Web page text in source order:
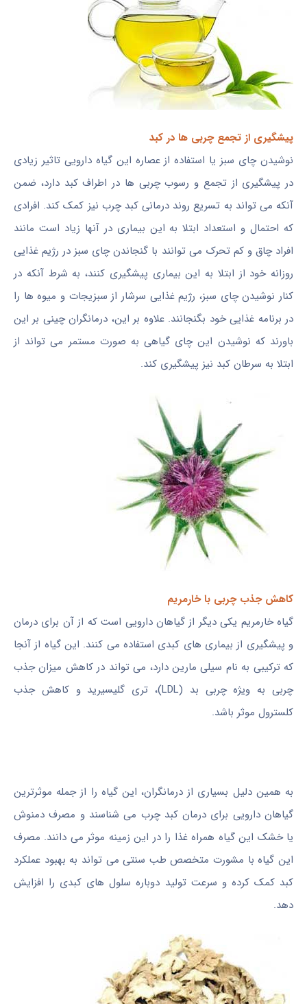
پیشگیری از تجمع چربی ها در کبد
نوشیدن چای سبز یا استفاده از عصاره این گیاه دارویی تاثیر زیادی
در پیشگیری از تجمع و رسوب چربی ها در اطراف کبد دارد، ضمن
آنکه می تواند به تسریع روند درمانی کبد چرب نیز کمک کند. افرادی
که احتمال و استعداد ابتلا به این بیماری در آنها زیاد است مانند
افراد چاق و کم تحرک می توانند با گنجاندن چای سبز در رژیم غذایی
روزانه خود از ابتلا به این بیماری پیشگیری کنند، به شرط آنکه در
کنار نوشیدن چای سبز، رژیم غذایی سرشار از سبزیجات و میوه ها را
در برنامه غذایی خود بگنجانند. علاوه بر این، درمانگران چینی بر این
باورند که نوشیدن این چای گیاهی به صورت مستمر می تواند از
ابتلا به سرطان کبد نیز پیشگیری کند.
کاهش جذب چربی با خارمریم
گیاه خارمریم یکی دیگر از گیاهان دارویی است که از آن برای درمان
و پیشگیری از بیماری های کبدی استفاده می کنند. این گیاه از آنجا
که ترکیبی به نام سیلی مارین دارد، می تواند در کاهش میزان جذب
چربی به ویژه چربی بد (LDL)، تری گلیسیرید و کاهش جذب
کلسترول موثر باشد.
به همین دلیل بسیاری از درمانگران، این گیاه را از جمله موثرترین
گیاهان دارویی برای درمان کبد چرب می شناسند و مصرف دمنوش
یا خشک این گیاه همراه غذا را در این زمینه موثر می دانند. مصرف
این گیاه با مشورت متخصص طب سنتی می تواند به بهبود عملکرد
کبد کمک کرده و سرعت تولید دوباره سلول های کبدی را افزایش
دهد.